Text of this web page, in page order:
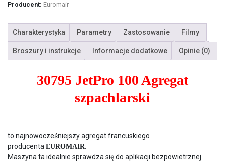
Producent: Euromair
Charakterystyka Parametry Zastosowanie Filmy
Broszury i instrukcje Informacje dodatkowe Opinie (0)
30795 JetPro 100 Agregat
szpachlarski
to najnowocześniejszy agregat francuskiego
producenta EUROMAIR
Maszyna ta idealnie sprawdza się do aplikacji bezpowietrznej